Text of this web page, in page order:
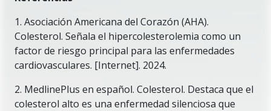
1. Asociación Americana del Corazón (AHA).
Colesterol. Señala el hipercolesterolemia como un
factor de riesgo principal para las enfermedades
cardiovasculares. [Internet]. 2024.
2. MedlinePlus en español. Colesterol. Destaca que el
colesterol alto es una enfermedad silenciosa que